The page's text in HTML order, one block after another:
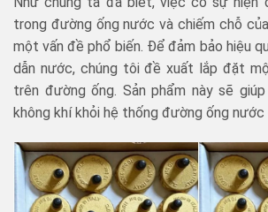
trong đường ống nước và chiếm chỗ
một vấn đề phổ biến. Để đảm bảo hiệu
dẫn nước, chúng tôi đề xuất lắp đặt
trên đường ống. Sản phẩm này sẽ
không khí khỏi hệ thống đường ống nước